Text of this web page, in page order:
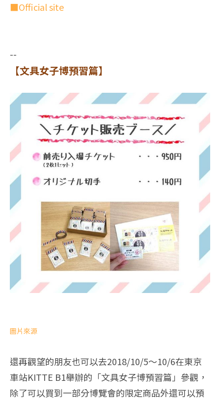
■Official site
--
【文具女子博預習篇】
圖片來源
還再觀望的朋友也可以去2018/10/5～10/6在東京
車站KITTE B1舉辦的「文具女子博預習篇」參觀，
除了可以買到一部分博覽會的限定商品外還可以預